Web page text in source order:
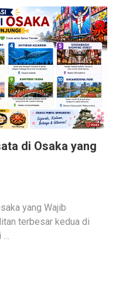
di Osaka yang
yang Wajib
terbesar kedua di
…